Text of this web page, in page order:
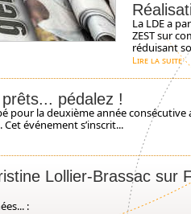
La LDE a
ZEST sur
réduisant
Lire la suite
pédalez !
pour la deuxième année
événement s’inscrit...
Lollier-Brassac sur
: